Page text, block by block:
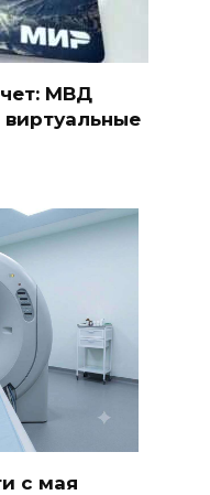
МВД
с мая